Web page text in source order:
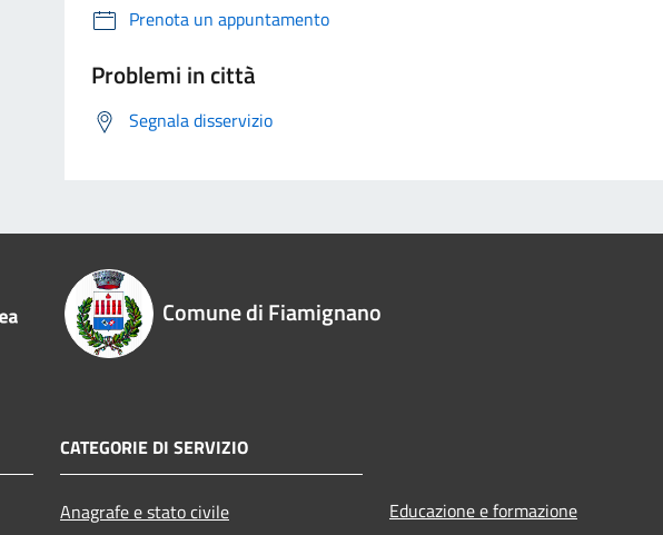
Prenota un appuntamento
Problemi in città
Segnala disservizio
Comune di Fiamignano
CATEGORIE DI SERVIZIO
Anagrafe e stato civile
Educazione e formazione